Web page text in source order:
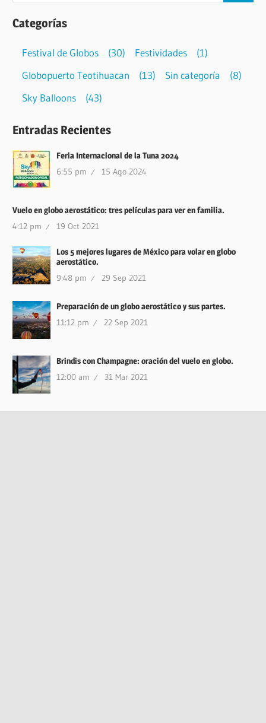
Categorías
Festival de Globos (30) Festividades
(1)
Globopuerto Teotihuacan
(13) Sin categoría
(8)
Sky Balloons
(43)
Entradas Recientes
Feria Internacional de la Tuna 2024
6:55 pm 15 Ago 2024
Vuelo en globo aerostático: tres películas para ver en familia.
4:12 pm 19 Oct 2021
Los 5 mejores lugares de México para volar en globo
aerostático.
9:48 pm 29 Sep 2021
Preparación de un globo aerostático y sus partes.
11:12 pm 22 Sep 2021
Brindis con Champagne: oración del vuelo en globo.
12:00 am 31 Mar 2021